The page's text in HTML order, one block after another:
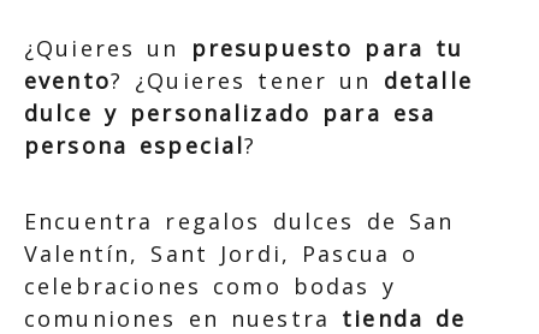
¿Quieres un presupuesto para tu
evento? ¿Quieres tener un detalle
dulce y personalizado para esa
persona especial?
Encuentra regalos dulces de San
Valentín, Sant Jordi, Pascua o
celebraciones como bodas y
comuniones en nuestra tienda de